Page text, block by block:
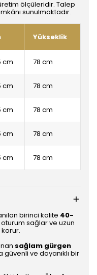
ölçüleridir. Talep
sunulmaktadır.
Yükseklik
cm 78 cm
cm 78 cm
cm 78 cm
cm 78 cm
cm 78 cm
birinci kalite 40-
sağlar ve uzun
sağlam gürgen
güvenli ve dayanıklı bir